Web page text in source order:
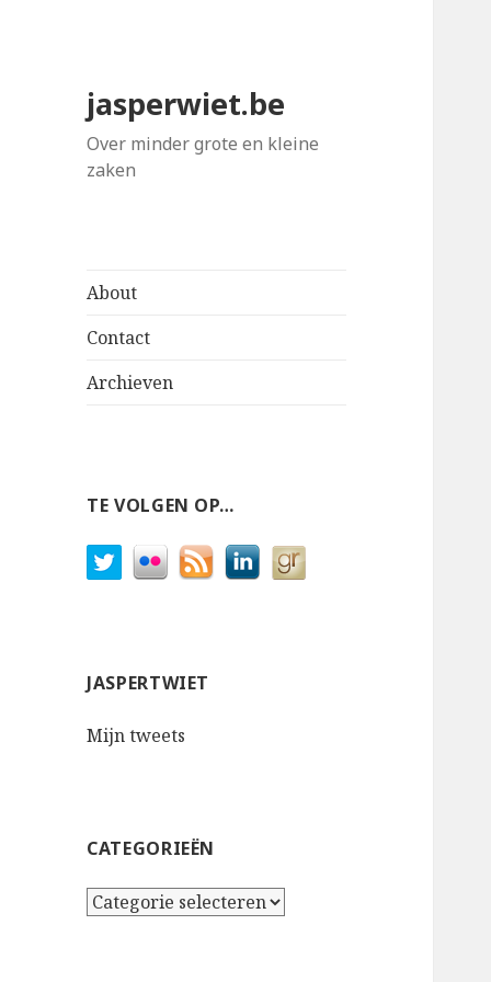
jasperwiet.be
Over minder grote en kleine
zaken
About
Contact
Archieven
TE VOLGEN OP…
JASPERTWIET
Mijn tweets
CATEGORIEËN
Categorieën